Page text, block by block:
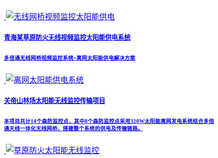
青海某草原防火无线视频监控太阳能供电系统
多倍通无线网桥视频监控系统+离网太阳能供电解决方案
关帝山林场太阳能无线监控传输项目
本项目共计14个森防监控点，其中8个森防监控点采用320W太阳能离网发电系统结合多倍
通天线一体化无线网桥，搭建整个系统的供电及传输链路。